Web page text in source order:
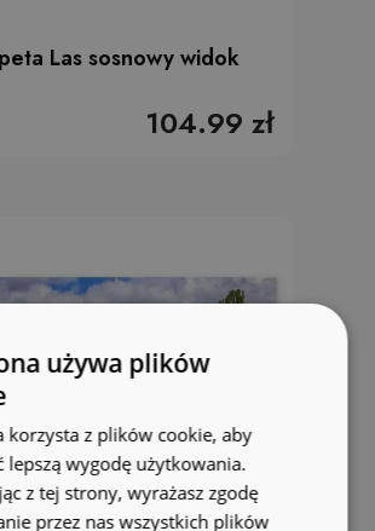
Las sosnowy widok
104.99 zł
używa plików
korzysta z plików cookie, aby
lepszą wygodę użytkowania.
z tej strony, wyrażasz zgodę
przez nas wszystkich plików